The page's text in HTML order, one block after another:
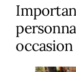
occasion